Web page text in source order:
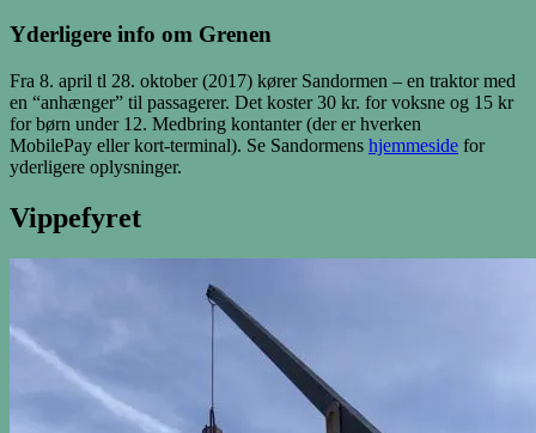
Yderligere info om Grenen
Fra 8. april tl 28. oktober (2017) kører Sandormen – en traktor med
en “anhænger” til passagerer. Det koster 30 kr. for voksne og 15 kr
for børn under 12. Medbring kontanter (der er hverken
MobilePay eller kort-terminal). Se Sandormens hjemmeside for
yderligere oplysninger.
Vippefyret